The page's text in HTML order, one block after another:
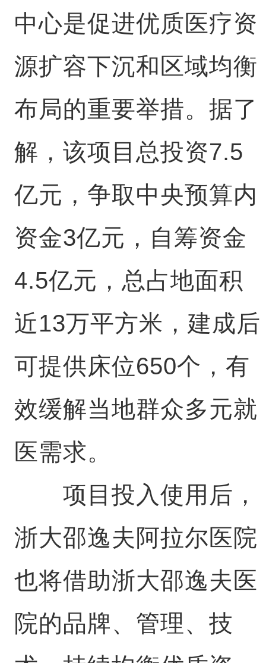
中心是促进优质医疗资
源扩容下沉和区域均衡
布局的重要举措。据了
解，该项目总投资7.5
亿元，争取中央预算内
资金3亿元，自筹资金
4.5亿元，总占地面积
近13万平方米，建成后
可提供床位650个，有
效缓解当地群众多元就
医需求。
项目投入使用后，
浙大邵逸夫阿拉尔医院
也将借助浙大邵逸夫医
院的品牌、管理、技